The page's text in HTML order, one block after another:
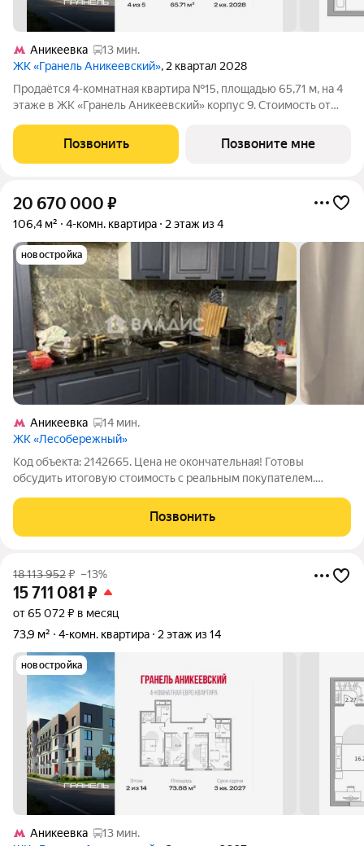
Аникеевка
13 мин.
ЖК «Гранель Аникеевский», 2 квартал 2028
Продаётся 4-комнатная квартира №15, площадью 65,71 м, на 4
этаже в ЖК «Гранель Аникеевский» корпус 9. Стоимость от
окна во двор. Проект расположился в экологически чистом
районе Подмосковья
Позвонить Позвоните мне
20 670 000 ₽
106,4 м² 4-комн. квартира 2 этаж из 4
новостройка
Аникеевка
14 мин.
ЖК «Лесобережный»
Код объекта: 2142665. Цена не окончательная! Готовы
обсудить итоговую стоимость с реальным покупателем.
квартира в селе Николо-Урюпино городского округа
Красногорск. Это прекрасный выбор для
Позвонить
18 113 952₽ –13%
15 711 081 ₽
от 65 072 ₽ в месяц
73,9 м²
4-комн. квартира 2 этаж из 14
новостройка
Аникеевка
13 мин.